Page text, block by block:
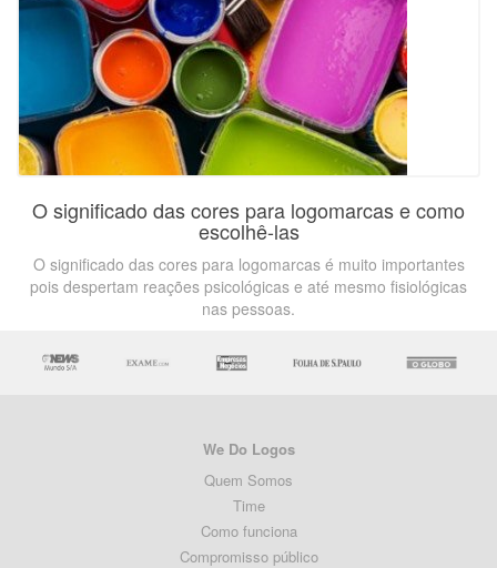
O significado das cores para logomarcas e como
escolhê-las
O significado das cores para logomarcas é muito importantes
pois despertam reações psicológicas e até mesmo fisiológicas
nas pessoas.
We Do Logos
Quem Somos
Time
Como funciona
Compromisso público